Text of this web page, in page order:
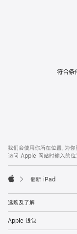
符合条
页
页
脚
注
我们会使用你所在位置，为
访问 Apple 网站时输入的位
翻新 iPad
选购及了解
Apple 钱包